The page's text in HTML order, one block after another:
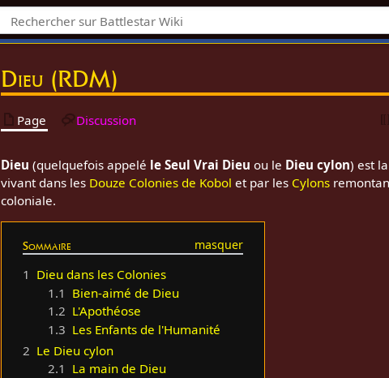
Dieu (RDM)
Page Discussion
Dieu (quelquefois appelé le Seul Vrai Dieu ou le Dieu cylon) est
vivant dans les Douze Colonies de Kobol et par les Cylons
coloniale.
Sommaire
1 Dieu dans les Colonies
1.1 Bien-aimé de Dieu
1.2 L'Apothéose
1.3 Les Enfants de l'Humanité
2 Le Dieu cylon
2.1 La main de Dieu